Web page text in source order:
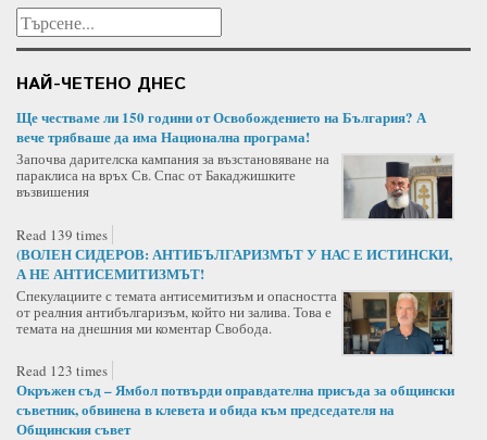
НАЙ-ЧЕТЕНО ДНЕС
Ще честваме ли 150 години от Освобождението на България? А
вече трябваше да има Национална програма!
Започва дарителска кампания за възстановяване на
параклиса на връх Св. Спас от Бакаджишките
възвишения
Read 139 times
(ВОЛЕН СИДЕРОВ: АНТИБЪЛГАРИЗМЪТ У НАС Е ИСТИНСКИ,
А НЕ АНТИСЕМИТИЗМЪТ!
Спекулациите с темата антисемитизъм и опасността
от реалния антибългаризъм, който ни залива. Това е
темата на днешния ми коментар Свобода.
Read 123 times
Окръжен съд – Ямбол потвърди оправдателна присъда за общински
съветник, обвинена в клевета и обида към председателя на
Общинския съвет